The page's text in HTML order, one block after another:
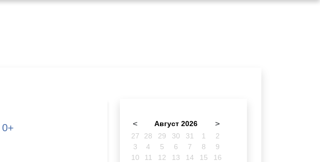
0+ < Август 2026 >
27 28 29 30 31 1
2
3
4 5 6 7 8
9
10
11 12 13 14 15
16